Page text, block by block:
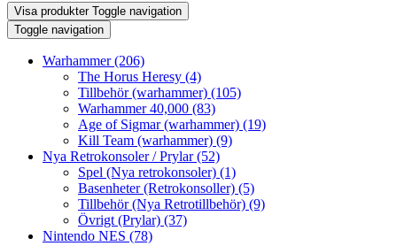
Visa produkter Toggle navigation
Toggle navigation
Warhammer(206)
The Horus Heresy (4)
Tillbehör (warhammer) (105)
Warhammer 40,000 (83)
Age of Sigmar (warhammer) (19)
Kill Team (warhammer) (9)
Nya Retrokonsoler / Prylar(52)
Spel (Nya retrokonsoler) (1)
Basenheter (Retrokonsoller) (5)
Tillbehör (Nya Retrotillbehör) (9)
Övrigt (Prylar) (37)
Nintendo NES (78)